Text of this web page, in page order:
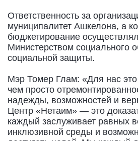
Ответственность за
муниципалитет Ашкелона, а
бюджетирование
Министерством социального
социальной защиты.
Мэр Томер Глам: «Для нас
чем просто
надежды, возможностей и
Центр «Нетаим» — это
каждый заслуживает равных
инклюзивной среды и